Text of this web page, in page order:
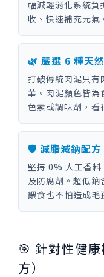
幅減輕消化系統
收、快速補充元氣
🌿 嚴選 6 種天
打破傳統肉泥只有
華。肉泥顏色皆為
色素或調味劑，看
🛡️ 減脂減鈉配
堅持 0% 人工香
及防腐劑。超低鈉
餵食也不怕造成毛
🎯 針對性健
方）